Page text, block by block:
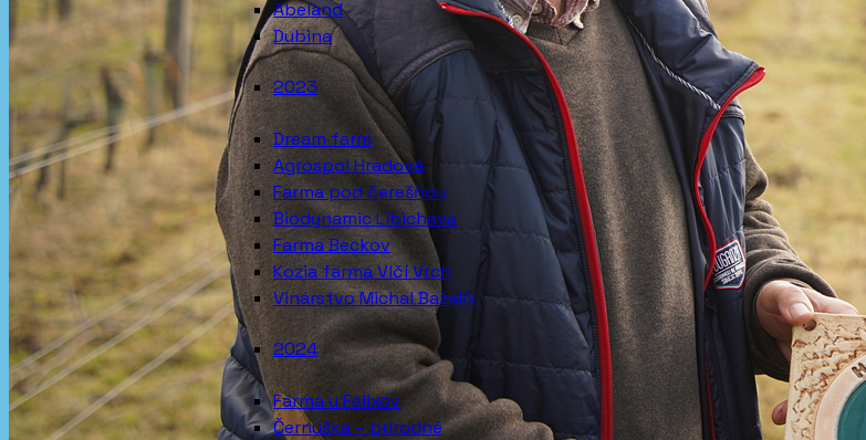
Abeland
Dubina
2023
Dream farm
Agrospol Hradová
Farma pod čerešňou
Biodynamic Libichava
Farma Beckov
Kozia farma Vlčí Vrch
Vinárstvo Michal Bažalík
2024
Farma u Felixov
Černuška – prírodné